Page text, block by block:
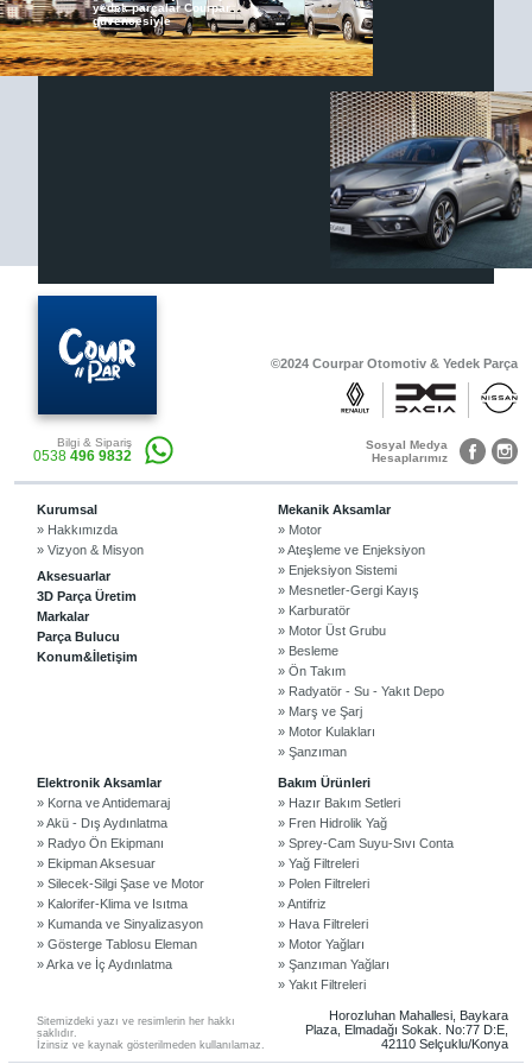
Otomobil, Suv, arazi ve ticari araçlar için
gerekli sarf malzemeler Courpar’da
3D baskı teknolojisiyle üretiyor,
müşterilerimize çözüm sunuyoruz.
©2024 Courpar Otomotiv & Yedek Parça
Renault & Dacia Araçlarınızda
Yedek Parça Çözümleri için
En Güvenilir Destek Noktası
yedek parçalar Courpar
güvencesiyle
©2024 Courpar Otomotiv & Yedek Parça
Bilgi & Sipariş
0538 496 9832
Sosyal Medya
Hesaplarımız
Sitemizdeki yazı ve resimlerin her hakkı
saklıdır.
İzinsiz ve kaynak gösterilmeden kullanılamaz.
Horozluhan Mahallesi, Baykara
Plaza, Elmadağı Sokak. No:77 D:E,
42110 Selçuklu/Konya
Kurumsal
» Hakkımızda
» Vizyon & Misyon
Aksesuarlar
3D Parça Üretim
Markalar
Parça Bulucu
Konum&İletişim
Mekanik Aksamlar
» Motor
» Ateşleme ve Enjeksiyon
» Enjeksiyon Sistemi
» Mesnetler-Gergi Kayış
» Karburatör
» Motor Üst Grubu
» Besleme
» Ön Takım
» Radyatör - Su - Yakıt Depo
» Marş ve Şarj
» Motor Kulakları
» Şanzıman
Elektronik Aksamlar
» Korna ve Antidemaraj
» Akü - Dış Aydınlatma
» Radyo Ön Ekipmanı
» Ekipman Aksesuar
» Silecek-Silgi Şase ve Motor
» Kalorifer-Klima ve Isıtma
» Kumanda ve Sinyalizasyon
» Gösterge Tablosu Eleman
» Arka ve İç Aydınlatma
Bakım Ürünleri
» Hazır Bakım Setleri
» Fren Hidrolik Yağ
» Sprey-Cam Suyu-Sıvı Conta
» Yağ Filtreleri
» Polen Filtreleri
» Antifriz
» Hava Filtreleri
» Motor Yağları
» Şanzıman Yağları
» Yakıt Filtreleri